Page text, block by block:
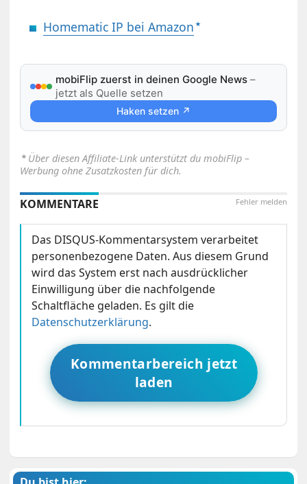
Homematic IP bei Amazon
mobiFlip zuerst in deinen Google News –
jetzt als Quelle setzen
Haken setzen ↗
⋆ Über diesen Affiliate-Link unterstützt du mobiFlip –
Werbung ohne Zusatzkosten für dich.
Fehler melden
KOMMENTARE
Das DISQUS-Kommentarsystem verarbeitet
personenbezogene Daten. Aus diesem Grund
wird das System erst nach ausdrücklicher
Einwilligung über die nachfolgende
Schaltfläche geladen. Es gilt die
Datenschutzerklärung.
Kommentarbereich jetzt
laden